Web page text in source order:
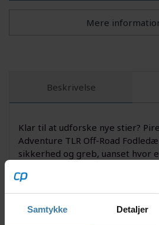
Samtykke Detaljer
Mere
Beskrivelse
Klar til at udforske nye stier?
Adventure TLR Off-Road
sikkerhed og greb, uanset hvor
hen. Dette tubeless ready dæk
cykling og kombinerer Pirellis
gummiblanding med en robust
effektivt balancerer komfort,
på teknisk krævende underlag.